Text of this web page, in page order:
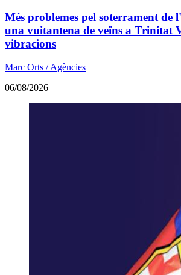
Més problemes pel soterrament de
una vuitantena de veïns a Trinitat
vibracions
Marc Orts / Agències
06/08/2026